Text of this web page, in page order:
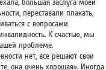
большая заслуга моей
переставали плакать,
с вопросами
К счастью, мы
проблеме.
нет, все решают свои
она очень хорошая». Иногда